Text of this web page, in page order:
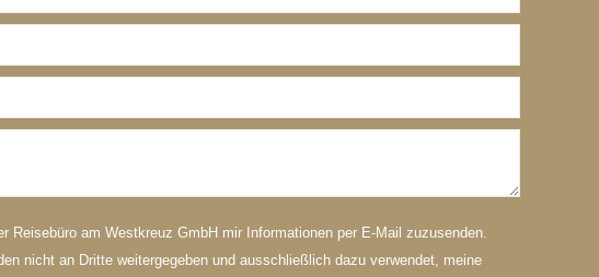
Reisebüro am Westkreuz GmbH mir Informationen per E-Mail zuzusenden.
nicht an Dritte weitergegeben und ausschließlich dazu verwendet, meine